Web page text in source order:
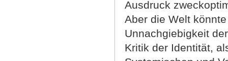
Ausdruck
Aber die Welt
Unnachgiebigkeit
Kritik der Identität,